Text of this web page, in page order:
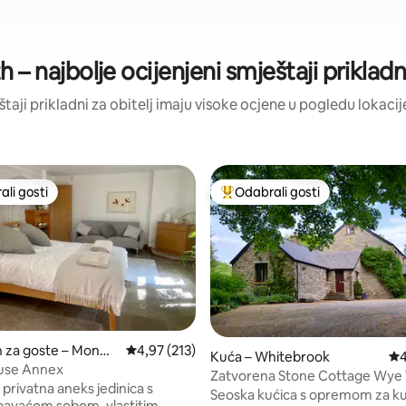
– najbolje ocijenjeni smještaji
prikladni za obitelj imaju visoke ocjene u pogledu
rangiranima s oznakom „Odabrali gosti”
gosti
goste – Monm
Prosječna ocjena: 4,97/5, recenzija: 213
4,97 (213)
Annex
aneks jedinica s
Među najviše rangiranima s
Odabrali gosti
Kuća – Whitebrook
Zatvorena Stone Cottage Wye
(Five Springs)
Seoska kućica s opremom za